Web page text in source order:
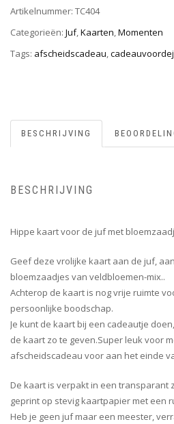
Artikelnummer: TC404
Categorieën: Juf,Kaarten,Momenten
Tags: afscheidscadeau,
BESCHRIJVING
BESCHRIJVING
Hippe kaart voor de juf met
Geef deze vrolijke kaart aan de juf,
bloemzaadjes van veldbloemen-mix..
Achterop de kaart is nog vrije ruimte
persoonlijke boodschap.
Je kunt de kaart bij een cadeautje
de kaart zo te geven.Super leuk voor
afscheidscadeau voor aan het einde
De kaart is verpakt in een transparant
geprint op stevig kaartpapier met een
Heb je geen juf maar een meester,